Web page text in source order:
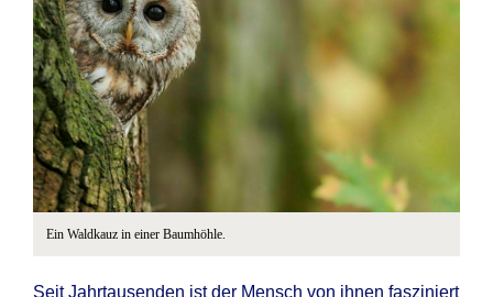
Ein Waldkauz in einer Baumhöhle.
Seit Jahrtausenden ist der Mensch von ihnen fasziniert